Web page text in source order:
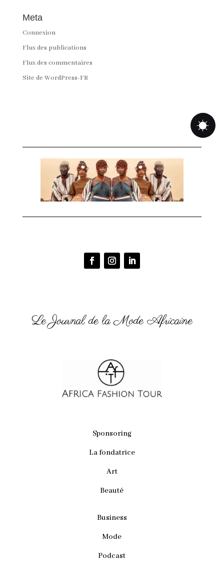
Meta
Connexion
Flux des publications
Flux des commentaires
Site de WordPress-FR
Le Journal de la Mode Africaine
Sponsoring
La fondatrice
Art
Beauté
Business
Mode
Podcast